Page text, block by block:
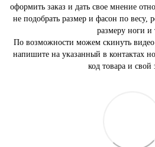
оформить заказ и дать свое мнение
не подобрать размер и фасон по весу,
размеру ноги и
По возможности можем скинуть видео
напишите на указанный в контактах
код товара и свой